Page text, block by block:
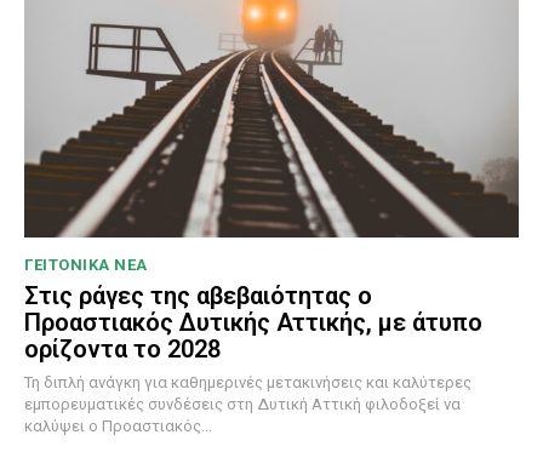
ΓΕΙΤΟΝΙΚΑ ΝΕΑ
Στις ράγες της αβεβαιότητας ο
Προαστιακός Δυτικής Αττικής, με άτυπο
ορίζοντα το 2028
Τη διπλή ανάγκη για καθημερινές μετακινήσεις και καλύτερες
εμπορευματικές συνδέσεις στη Δυτική Αττική φιλοδοξεί να
καλύψει ο Προαστιακός...